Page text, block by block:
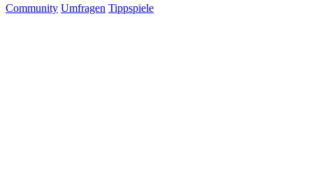
Community Umfragen Tippspiele